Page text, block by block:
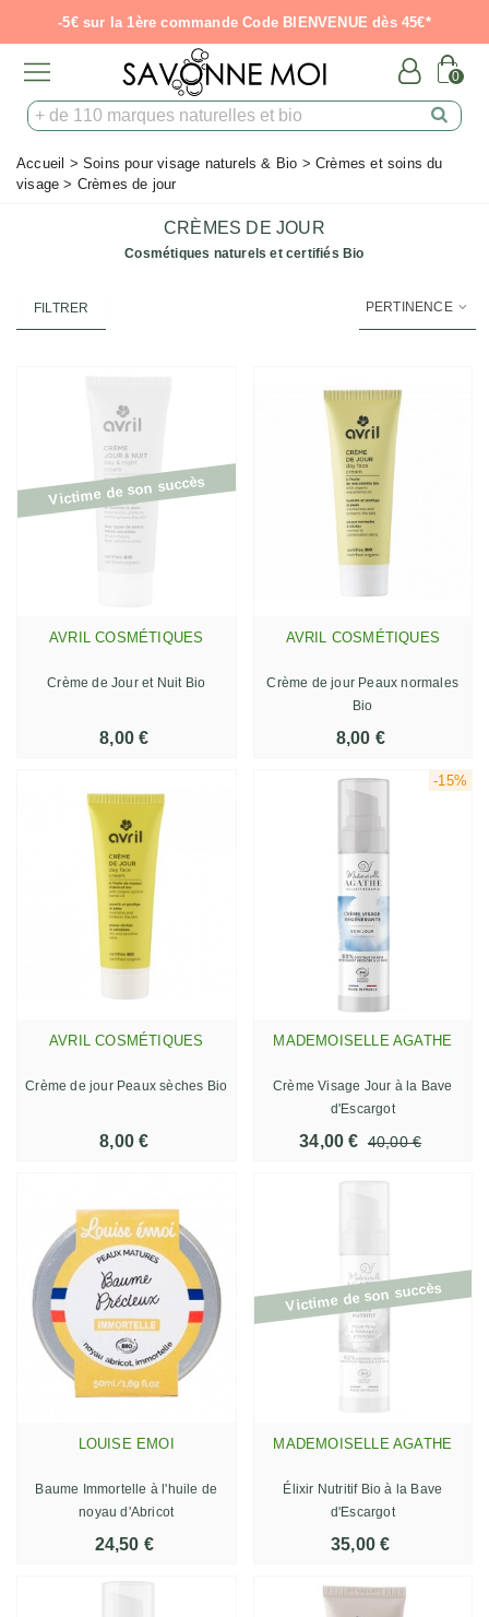
-5€ sur la 1ère commande Code BIENVENUE dès 45€*
0
Accueil > Soins pour visage naturels & Bio > Crèmes et soins du
visage > Crèmes de jour
CRÈMES DE JOUR
Cosmétiques naturels et certifiés Bio
FILTRER PERTINENCE
Victime de son succès
AVRIL COSMÉTIQUES
Crème de Jour et Nuit Bio
8,00 €
AVRIL COSMÉTIQUES
Crème de jour Peaux normales
Bio
8,00 €
AVRIL COSMÉTIQUES
Crème de jour Peaux sèches Bio
8,00 €
-15%
MADEMOISELLE AGATHE
Crème Visage Jour à la Bave
d'Escargot
34,00 € 40,00 €
LOUISE EMOI
Baume Immortelle à l'huile de
noyau d'Abricot
24,50 €
Victime de son succès
MADEMOISELLE AGATHE
Élixir Nutritif Bio à la Bave
d'Escargot
35,00 €